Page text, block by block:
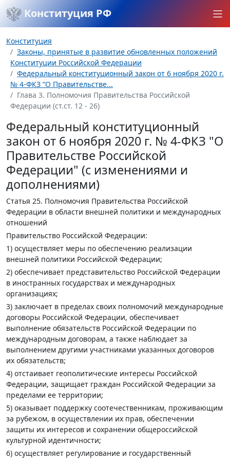
Конституция РФ
Конституция
Законы, принятые в развитие обновленных положений
Конституции Российской Федерации
Федеральный конституционный закон от 6 ноября 2020 г.
№ 4-ФКЗ “О Правительстве...
Глава 3. Полномочия Правительства Российской
Федерации (ст.ст. 12 - 26)
Федеральный конституционный
закон от 6 ноября 2020 г. № 4-ФКЗ "О
Правительстве Российской
Федерации" (с изменениями и
дополнениями)
Статья 25. Полномочия Правительства Российской
Федерации в области внешней политики и международных
отношений
Правительство Российской Федерации:
1) осуществляет меры по обеспечению реализации
внешней политики Российской Федерации;
2) обеспечивает представительство Российской Федерации
в иностранных государствах и международных
организациях;
3) заключает в пределах своих полномочий международные
договоры Российской Федерации, обеспечивает
выполнение обязательств Российской Федерации по
международным договорам, а также наблюдает за
выполнением другими участниками указанных договоров
их обязательств;
4) отстаивает геополитические интересы Российской
Федерации, защищает граждан Российской Федерации за
пределами ее территории;
5) оказывает поддержку соотечественникам, проживающим
за рубежом, в осуществлении их прав, обеспечении
защиты их интересов и сохранении общероссийской
культурной идентичности;
6) осуществляет регулирование и государственный